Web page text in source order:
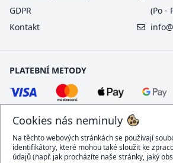
Cookies nás neminuly
Na těchto webových stránkách se používají
identifikátory, které mohou také sloužit ke
údajů (např. jak procházíte naše stránky, jaký
GDPR
Kontakt
(Po -
PLATEBNÍ METODY